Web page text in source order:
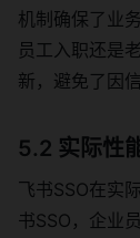
机制确保了业
员工入职还是
新，避免了因
5.2 实际性
飞书SSO在实
书SSO，企业